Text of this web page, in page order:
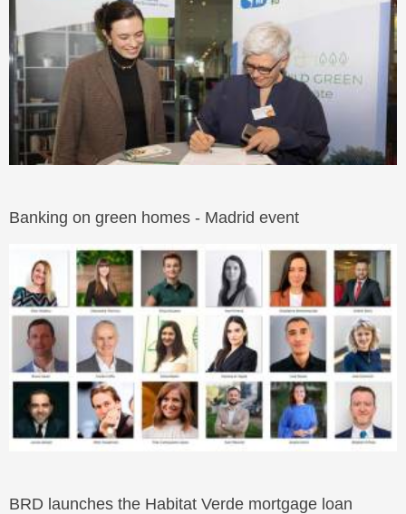
Banking on green homes - Madrid event
BRD launches the Habitat Verde mortgage loan